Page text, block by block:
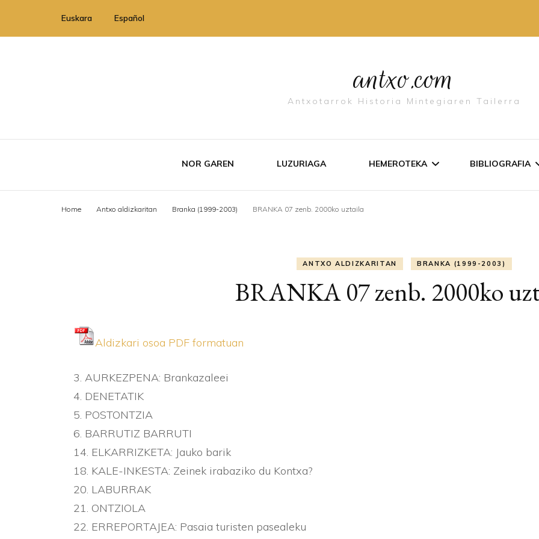
Euskara Español
antxo.com
Antxotarrok Historia Mintegiaren Tailerra
NOR GAREN LUZURIAGA HEMEROTEKA
ARTIKULUAK
BIBLIOGRAFIA
Home Antxo aldizkaritan Branka (1999-2003) BRANKA 07 zenb. 2000ko uztaila
ANTXO ALDIZKARITAN BRANKA (1999-2003)
BRANKA 07 zenb. 2000ko
Aldizkari osoa PDF formatuan
3. AURKEZPENA: Brankazaleei
4. DENETATIK
5. POSTONTZIA
6. BARRUTIZ BARRUTI
14. ELKARRIZKETA: Jauko barik
18. KALE-INKESTA: Zeinek irabaziko du Kontxa?
20. LABURRAK
21. ONTZIOLA
22. ERREPORTAJEA: Pasaia turisten pasealeku